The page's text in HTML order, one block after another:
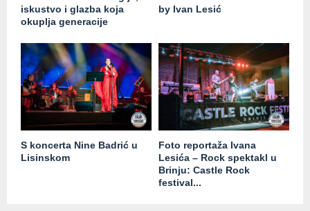
iskustvo i glazba koja
okuplja generacije
by Ivan Lesić
S koncerta Nine Badrić u
Lisinskom
Foto reportaža Ivana
Lesića – Rock spektakl u
Brinju: Castle Rock
festival...